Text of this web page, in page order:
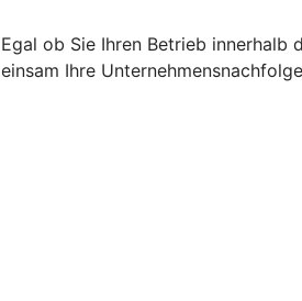
ob Sie Ihren Betrieb innerhalb
Ihre